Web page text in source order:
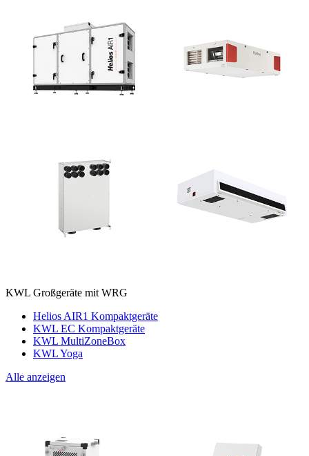
KWL Großgeräte mit WRG
Helios AIR1 Kompaktgeräte
KWL EC Kompaktgeräte
KWL MultiZoneBox
KWL Yoga
Alle anzeigen